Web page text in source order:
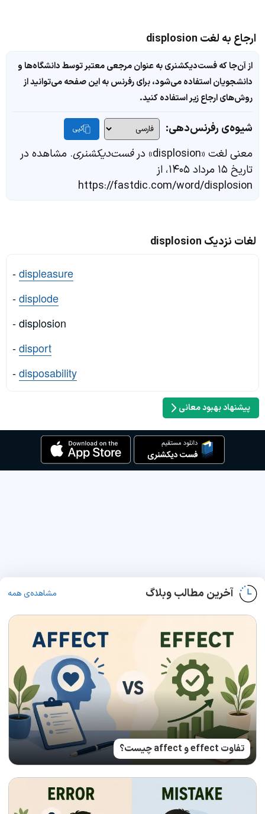
ارجاع به لغت displosion
از آن‌جا که فست‌دیکشنری به عنوان مرجعی معتبر توسط دانشگاه‌ها و
دانشجویان استفاده می‌شود، برای رفرنس به این صفحه می‌توانید از
روش‌های ارجاع زیر استفاده کنید.
شیوه‌ی رفرنس‌دهی: کپی
معنی لغت «displosion» در فست‌دیکشنری. مشاهده در
تاریخ ۱۵ مرداد ۱۴۰۵، از
https://fastdic.com/word/displosion
لغات نزدیک displosion
-displeasure
-displode
- displosion
-disport
-disposability
پیشنهاد بهبود معانی
آخرین مطالب وبلاگ مشاهده‌ی همه
تفاوت effect و affect چیست؟